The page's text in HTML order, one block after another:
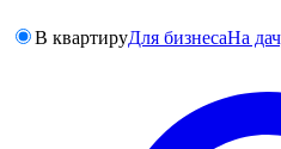
В квартируДля бизнесаНа